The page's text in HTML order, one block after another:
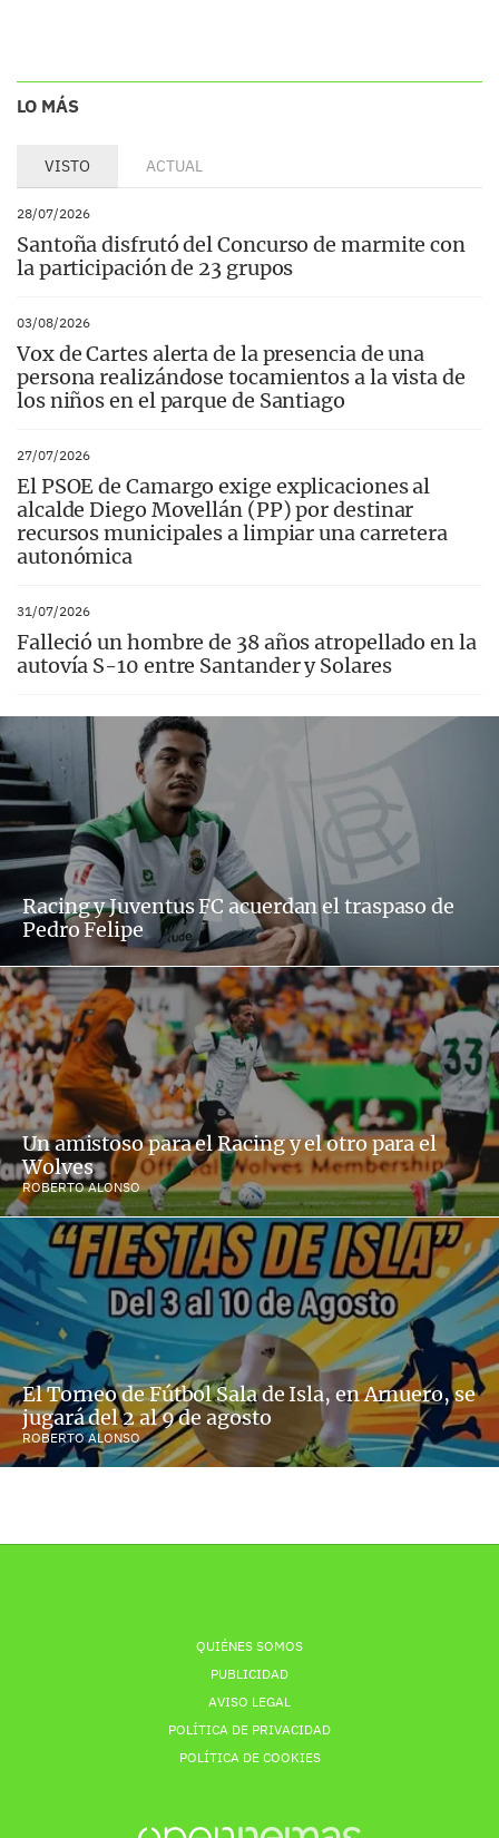
LO MÁS
VISTO ACTUAL
28/07/2026
Santoña disfrutó del Concurso de marmite con
la participación de 23 grupos
03/08/2026
Vox de Cartes alerta de la presencia de una
persona realizándose tocamientos a la vista de
los niños en el parque de Santiago
27/07/2026
El PSOE de Camargo exige explicaciones al
alcalde Diego Movellán (PP) por destinar
recursos municipales a limpiar una carretera
autonómica
31/07/2026
Falleció un hombre de 38 años atropellado en la
autovía S-10 entre Santander y Solares
Racing y Juventus FC acuerdan el traspaso de
Pedro Felipe
Un amistoso para el Racing y el otro para el
Wolves
ROBERTO ALONSO
El Torneo de Fútbol Sala de Isla, en Arnuero, se
jugará del 2 al 9 de agosto
ROBERTO ALONSO
QUIÉNES SOMOS
PUBLICIDAD
AVISO LEGAL
POLÍTICA DE PRIVACIDAD
POLÍTICA DE COOKIES